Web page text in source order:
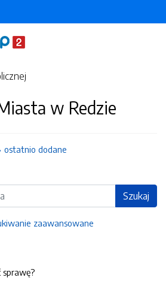
w Redzie
ostatnio dodane
Szukaj
zaawansowane
sprawę?